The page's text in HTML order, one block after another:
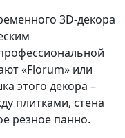
3D-декора
«Florum» или
этого декора –
плитками, стена
резное панно.